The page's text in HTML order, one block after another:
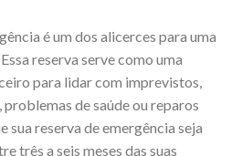
é um dos alicerces para uma
reserva serve como uma
para lidar com imprevistos,
de saúde ou reparos
sua reserva de emergência seja
três a seis meses das suas